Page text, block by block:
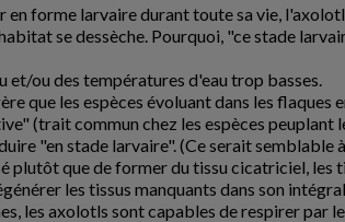
en forme larvaire durant toute sa vie,
se dessèche. Pourquoi, "ce stade
et/ou des températures d'eau trop basses.
que les espèces évoluant dans les
(trait commun chez les espèces peuplant
"en stade larvaire". (Ce serait
plutôt que de former du tissu cicatriciel, les
les tissus manquants dans son
les axolotls sont capables de respirer par